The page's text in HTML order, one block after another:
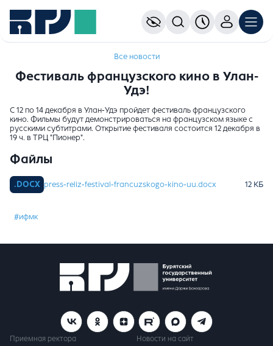
Все новости
Фестиваль французского кино в Улан-
Удэ!
С 12 по 14 декабря в Улан-Удэ пройдет фестиваль французского
кино. Фильмы будут демонстрироваться на французском языке с
русскими субтитрами. Открытие фестиваля состоится 12 декабря в
19 ч. в ТРЦ "Пионер".
Файлы
press-reliz-festival-francuzskogo-kino-uu.docx
#ифмк
Приемная ректора
Новости на сайт